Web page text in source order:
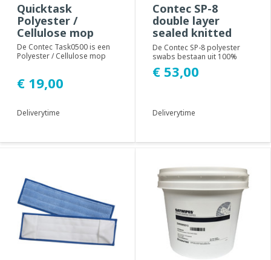
Quicktask
Polyester /
Cellulose mop
De Contec Task0500 is een
Polyester / Cellulose mop
€ 19,00
Deliverytime
Contec SP-8
double layer
sealed knitted
swabs (100 stuks)
De Contec SP-8 polyester
swabs bestaan uit 100%
polyesterweefsel dat
thermisch is gebonde...
€ 53,00
Deliverytime